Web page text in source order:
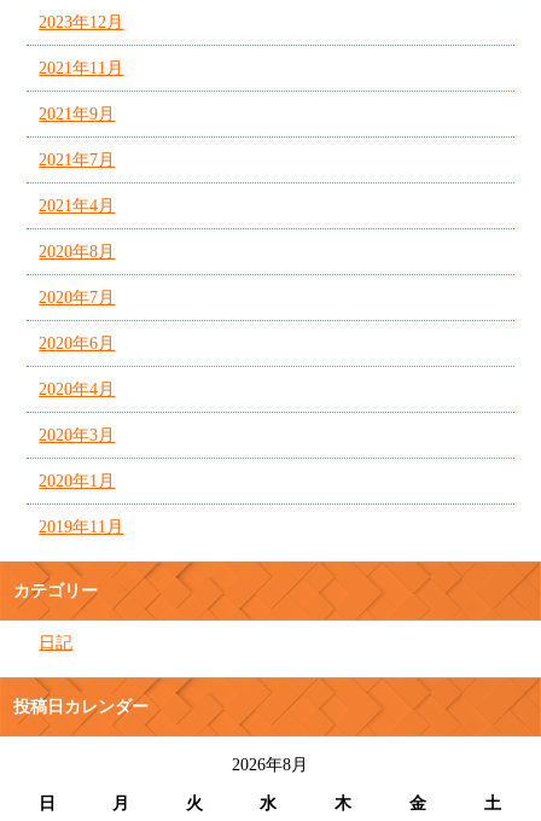
2023年12月
2021年11月
2021年9月
2021年7月
2021年4月
2020年8月
2020年7月
2020年6月
2020年4月
2020年3月
2020年1月
2019年11月
カテゴリー
日記
投稿日カレンダー
2026年8月
日 月 火 水 木 金 土